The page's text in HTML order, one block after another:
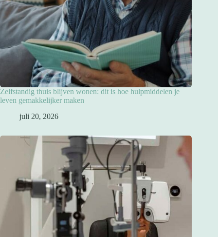
Zelfstandig thuis blijven wonen: dit is hoe hulpmiddelen je
leven gemakkelijker maken
juli 20, 2026